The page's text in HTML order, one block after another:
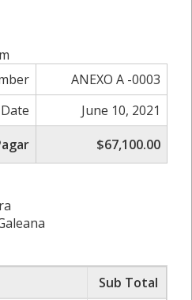
ANEXO A -0003
June 10, 2021
$67,100.00
Sub Total